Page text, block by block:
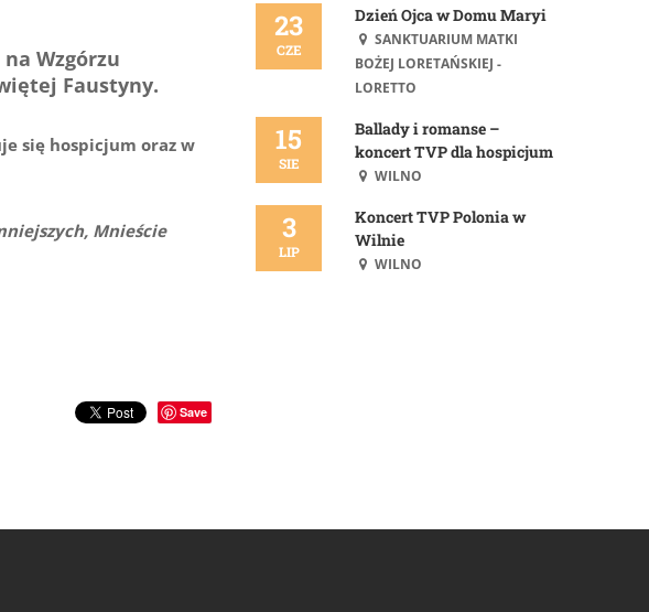
Wzgórzu
Faustyny.
się hospicjum oraz w
Mnieście
Save
23
CZE
Dzień Ojca w Domu Maryi
SANKTUARIUM MATKI
BOŻEJ LORETAŃSKIEJ -
LORETTO
15
SIE
Ballady i romanse –
koncert TVP dla hospicjum
WILNO
3
LIP
Koncert TVP Polonia w
Wilnie
WILNO